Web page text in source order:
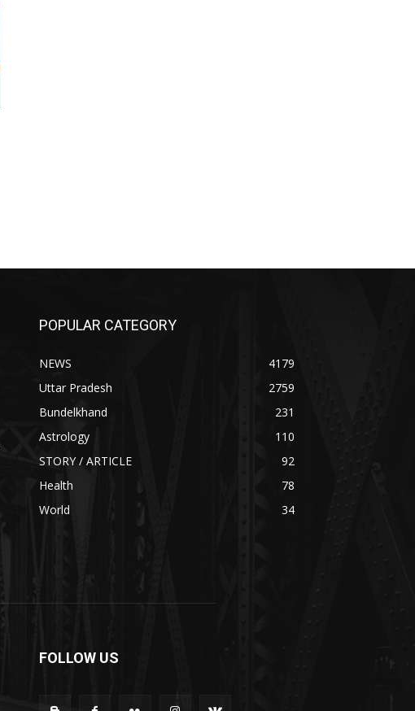
POPULAR CATEGORY
NEWS
4179
Uttar Pradesh
2759
Bundelkhand
231
Astrology
110
STORY / ARTICLE
92
Health
78
World
34
FOLLOW US